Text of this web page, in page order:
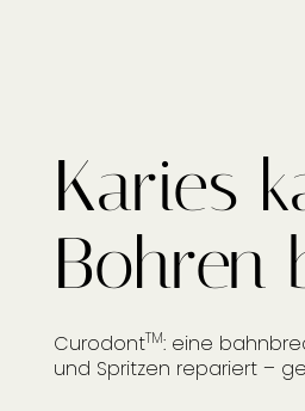
Karies
Bohren
CurodontTM: eine
und Spritzen repariert –